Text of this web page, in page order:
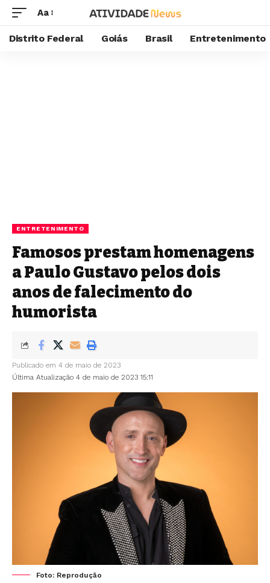
Aa
Distrito Federal Goiás Brasil Entretenimento
ENTRETENIMENTO
Famosos prestam homenagens
a Paulo Gustavo pelos dois
anos de falecimento do
humorista
Última Atualização 4 de maio de 2023 15:11
Publicado em 4 de maio de 2023
Foto: Reprodução